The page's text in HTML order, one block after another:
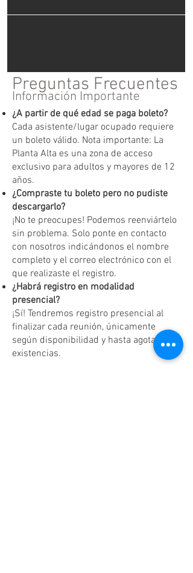
Preguntas Frecuentes
Información Importante
¿A partir de qué edad se paga boleto?
Cada asistente/lugar ocupado requiere
un boleto válido. Nota importante: La
Planta Alta es una zona de acceso
exclusivo para adultos y mayores de 12
años.
¿Compraste tu boleto pero no pudiste
descargarlo?
¡No te preocupes! Podemos reenviártelo
sin problema. Solo ponte en contacto
con nosotros indicándonos el nombre
completo y el correo electrónico con el
que realizaste el registro.
¿Habrá registro en modalidad
presencial?
¡Sí! Tendremos registro presencial al
finalizar cada reunión, únicamente
según disponibilidad y hasta agotar
existencias.